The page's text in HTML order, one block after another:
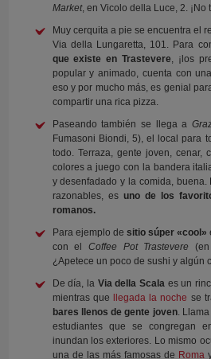
Market, en Vicolo della Luce, 2. ¡No
Muy cerquita a pie se encuentra el
Via della Lungaretta, 101. Para
que existe en Trastevere , ¡los
popular y animado, cuenta con
eso y por mucho más, es genial
compartir una rica pizza.
Paseando también se llega a
Fumasoni Biondi, 5), el local para
todo. Terraza, gente joven,
colores a juego con la bandera
y desenfadado y la comida, buena.
razonables, es uno de los
romanos.
Para ejemplo de sitio súper «cool»
con el Coffee Pot Trastevere
¿Apetece un poco de sushi y algún
De día, la Via della Scala es un
mientras que llegada la noche se
bares llenos de gente joven.
estudiantes que se congregan
inundan los exteriores. Lo mismo
una de las más famosas de Roma